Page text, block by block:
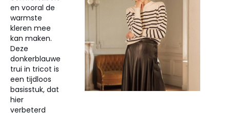
en vooral de
warmste
kleren mee
kan maken.
Deze
donkerblauwe
trui in tricot is
een tijdloos
basisstuk, dat
hier
verbeterd